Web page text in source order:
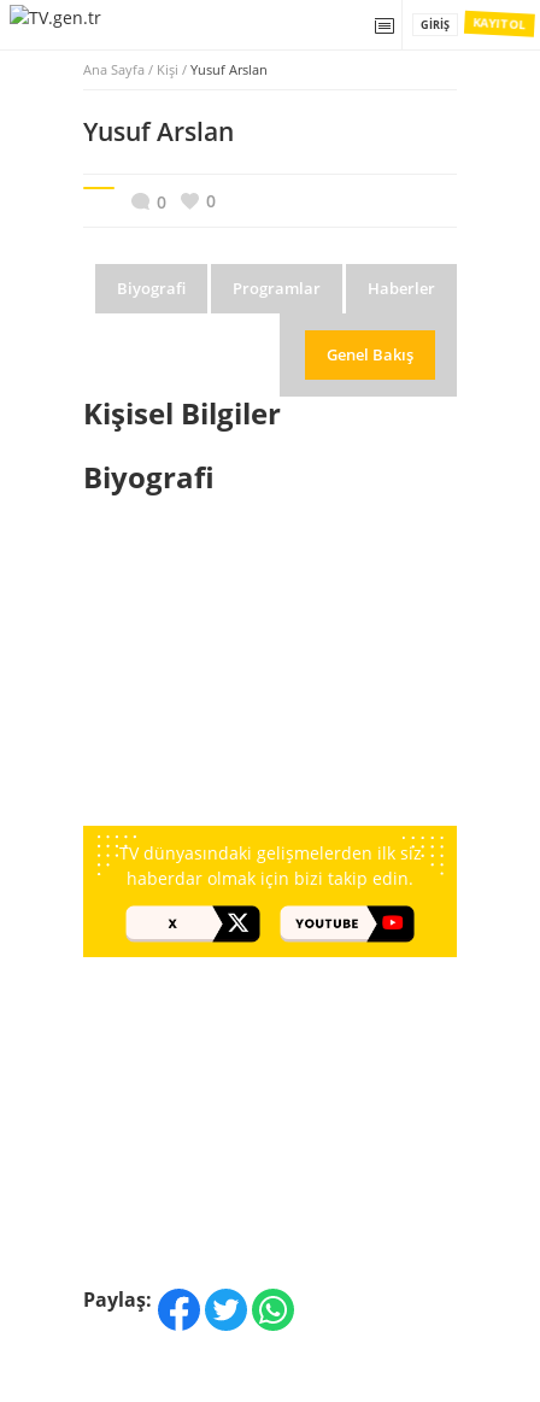
KAYIT OL
GIRIŞ
Ana Sayfa / Kişi / Yusuf Arslan
Yusuf Arslan
0 0
Haberler
Programlar
Biyografi
Genel Bakış
Kişisel Bilgiler
Biyografi
TV dünyasındaki gelişmelerden ilk siz
haberdar olmak için bizi takip edin.
Paylaş: